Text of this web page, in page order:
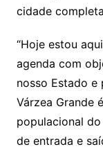
cidade
“Hoje estou
agenda com
nosso Estado e
Várzea Grande
populacional
de entrada e